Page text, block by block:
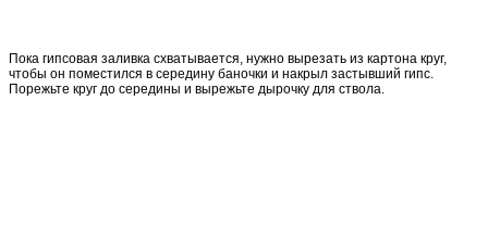
Пока гипсовая заливка схватывается, нужно вырезать из картона круг,
чтобы он поместился в середину баночки и накрыл застывший гипс.
Порежьте круг до середины и вырежьте дырочку для ствола.